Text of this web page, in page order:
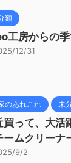
類
工房からの
12/31
のあれこれ 未
買って、大
ームクリーナ
9/2